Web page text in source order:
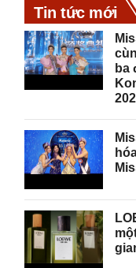
Tin tức mới
ba